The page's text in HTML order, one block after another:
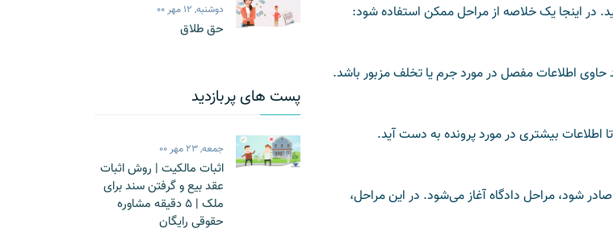
در اینجا یک خلاصه از مراحل ممکن استفاده شود:
حاوی اطلاعات مفصل در مورد جرم یا تخلف مزبور باشد.
بیشتری در مورد پرونده به دست آید.
شود، مراحل دادگاه آغاز می‌شود. در این مراحل،
دوشنبه, 12 مهر 00
حق طلاق
پست های پربازدید
جمعه, 23 مهر 00
اثبات مالکیت | روش اثبات
عقد بیع و گرفتن سند برای
ملک | 5 دقیقه مشاوره
حقوقی رایگان